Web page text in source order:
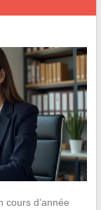
cours d’année